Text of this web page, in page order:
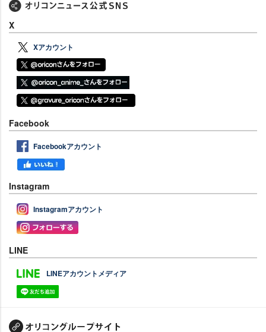
X
Xアカウント
Facebook
Facebookアカウント
Instagram
Instagramアカウント
LINE
LINEアカウントメディア